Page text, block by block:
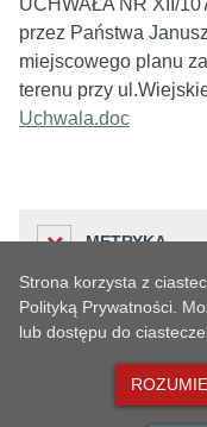
UCHWAŁA NR XII/
przez Państwa
miejscowego planu
terenu przy
Uchwala.doc
METRYKA
Liczba odwiedzin
Podmiot udostępniający
Urząd Miejski w Oławie
Strona korzysta z
Polityką Prywatności.
lub dostępu do